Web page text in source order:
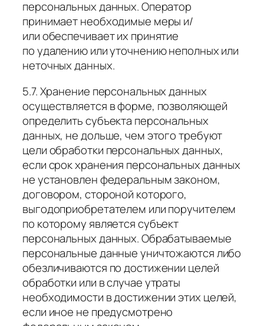
персональных данных. Оператор
принимает необходимые меры и/
или обеспечивает их принятие
по удалению или уточнению неполных или
неточных данных.
5.7. Хранение персональных данных
осуществляется в форме, позволяющей
определить субъекта персональных
данных, не дольше, чем этого требуют
цели обработки персональных данных,
если срок хранения персональных данных
не установлен федеральным законом,
договором, стороной которого,
выгодоприобретателем или поручителем
по которому является субъект
персональных данных. Обрабатываемые
персональные данные уничтожаются либо
обезличиваются по достижении целей
обработки или в случае утраты
необходимости в достижении этих целей,
если иное не предусмотрено